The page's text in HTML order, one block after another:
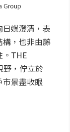
Group
媒澄清，表
構，也非由藤
。THE
野，佇立於
市景盡收眼